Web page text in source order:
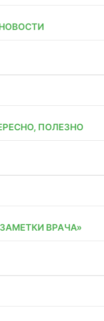
ПОЛЕЗНО
ВРАЧА»